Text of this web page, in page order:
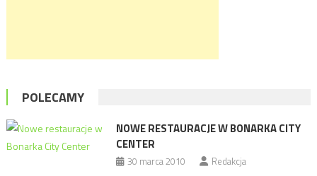
POLECAMY
NOWE RESTAURACJE W BONARKA CITY
CENTER
30 marca 2010 Redakcja